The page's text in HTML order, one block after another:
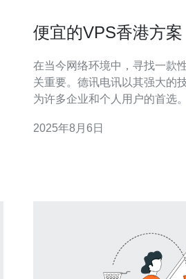
便宜的VPS香港方
在当今网络环境中，寻找一款
关重要。德讯电讯以其强大的
为许多企业和个人用户的首选
德讯电讯简介 德讯电讯是一家
2025年8月6日